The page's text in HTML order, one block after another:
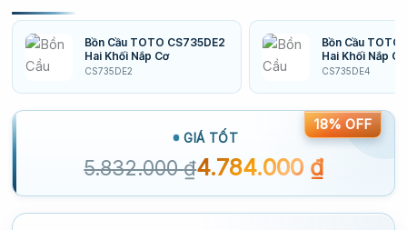
Bồn Cầu TOTO CS735DE2
Hai Khối Nắp Cơ
CS735DE2
Bồn Cầu TOTO
Hai Khối Nắp Cơ
CS735DE4
GIÁ TỐT
5.832.000₫4.784.000 ₫
18% OFF